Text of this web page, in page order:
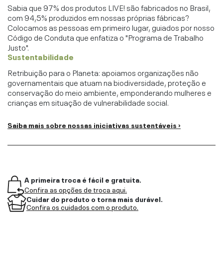
Sabia que 97% dos produtos LIVE! são fabricados no Brasil,
com 94,5% produzidos em nossas próprias fábricas?
Colocamos as pessoas em primeiro lugar, guiados por nosso
Código de Conduta que enfatiza o "Programa de Trabalho
Justo".
Sustentabilidade
Retribuição para o Planeta: apoiamos organizações não
governamentais que atuam na biodiversidade, proteção e
conservação do meio ambiente, emponderando mulheres e
crianças em situação de vulnerabilidade social.
Saiba mais sobre nossas iniciativas sustentáveis ›
A primeira troca é fácil e gratuita.
Confira as opções de troca aqui.
Cuidar do produto o torna mais durável.
Confira os cuidados com o produto.